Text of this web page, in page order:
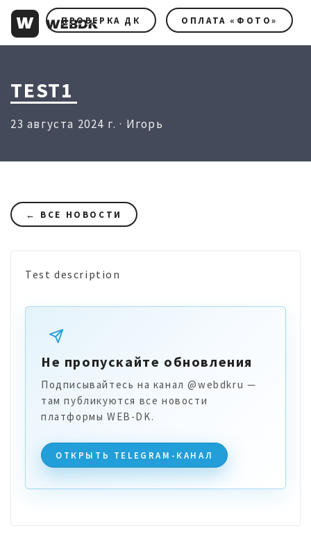
ПРОВЕРКА ДК ОПЛАТА «ФОТО»
TEST1
23 августа 2024 г. · Игорь
← ВСЕ НОВОСТИ
Test description
Не пропускайте обновления
Подписывайтесь на канал @webdkru —
там публикуются все новости
платформы WEB-DK.
ОТКРЫТЬ TELEGRAM-КАНАЛ